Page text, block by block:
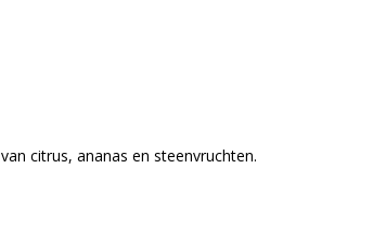
citrus, ananas en steenvruchten.